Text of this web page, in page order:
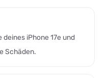
deines iPhone 17e und
Schäden.